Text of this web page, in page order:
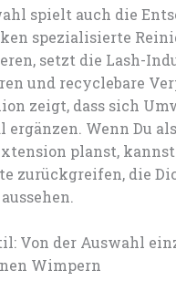
spielt auch die
spezialisierte
setzt die Lash-
und recyclebare
zeigt, dass sich
Wenn Du
planst,
zurückgreifen, die
Von der Auswahl
Wimpern